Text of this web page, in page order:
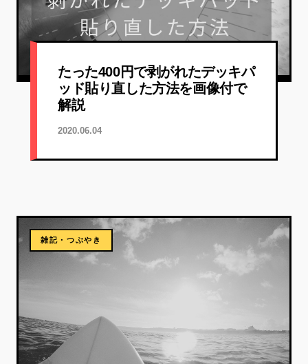
たった400円で剥がれたデッキパ
ッド貼り直した方法を画像付で
解説
2020.06.04
雑記・つぶやき